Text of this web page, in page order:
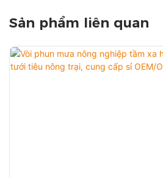
Sản phẩm liên quan